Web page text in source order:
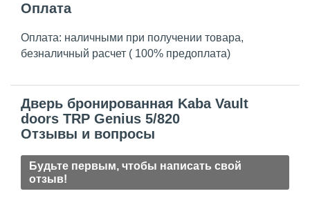
Оплата
Оплата: наличными при получении товара,
безналичный расчет ( 100% предоплата)
Дверь бронированная Kaba Vault
doors TRP Genius 5/820
Отзывы и вопросы
Будьте первым, чтобы написать свой
отзыв!